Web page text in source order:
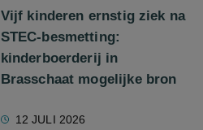
Vijf kinderen ernstig ziek na
STEC-besmetting:
kinderboerderij in
Brasschaat mogelijke bron
12 JULI 2026